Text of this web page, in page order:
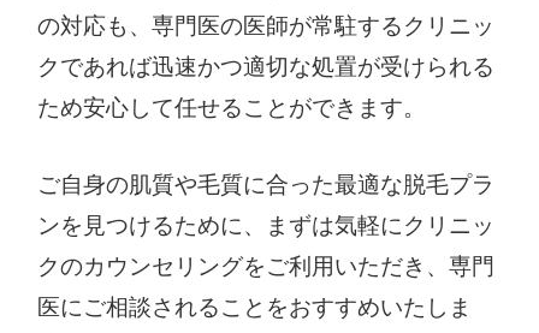
の対応も、専門医の医師が常駐するクリニッ
クであれば迅速かつ適切な処置が受けられる
ため安心して任せることができます。
ご自身の肌質や毛質に合った最適な脱毛プラ
ンを見つけるために、まずは気軽にクリニッ
クのカウンセリングをご利用いただき、専門
医にご相談されることをおすすめいたしま